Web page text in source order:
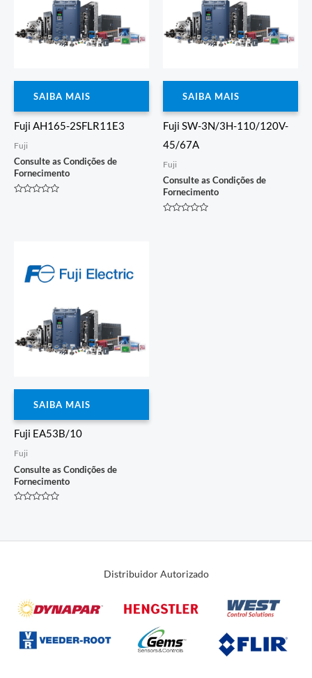
SAIBA MAIS
Fuji AH165-2SFLR11E3
Fuji
Consulte as Condições de
Fornecimento
SAIBA MAIS
Fuji SW-3N/3H-110/120V-
45/67A
Fuji
Consulte as Condições de
Fornecimento
SAIBA MAIS
Fuji EA53B/10
Fuji
Consulte as Condições de
Fornecimento
Distribuidor Autorizado